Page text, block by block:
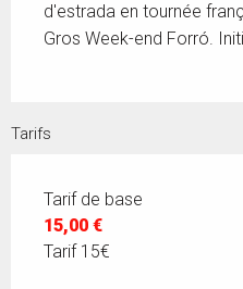
d'estrada en tournée
Gros Week-end Forró.
Tarifs
Tarif de base
15,00 €
Tarif 15€